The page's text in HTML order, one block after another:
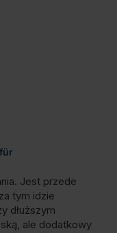
Jest przede
tym idzie
dłuższym
ale dodatkowy